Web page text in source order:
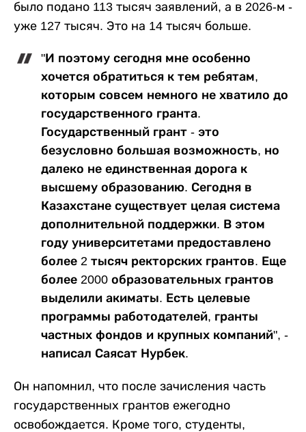
было подано 113 тысяч заявлений, а в 2026-м -
уже 127 тысяч. Это на 14 тысяч больше.
"И поэтому сегодня мне особенно
хочется обратиться к тем ребятам,
которым совсем немного не хватило до
государственного гранта.
Государственный грант - это
безусловно большая возможность, но
далеко не единственная дорога к
высшему образованию. Сегодня в
Казахстане существует целая система
дополнительной поддержки. В этом
году университетами предоставлено
более 2 тысяч ректорских грантов. Еще
более 2000 образовательных грантов
выделили акиматы. Есть целевые
программы работодателей, гранты
частных фондов и крупных компаний", -
написал Саясат Нурбек.
Он напомнил, что после зачисления часть
государственных грантов ежегодно
освобождается. Кроме того, студенты,